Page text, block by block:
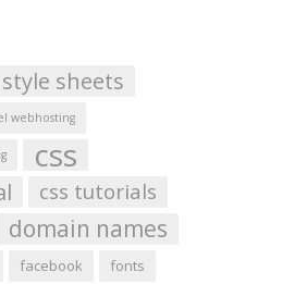
sheets
webhosting
css
css tutorials
domain names
facebook fonts